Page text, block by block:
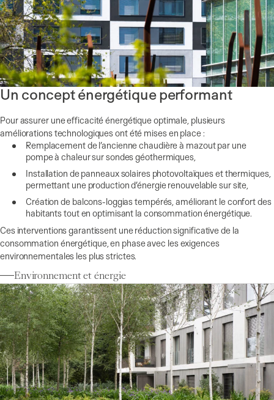
Un concept énergétique performant
Pour assurer une efficacité énergétique optimale, plusieurs
améliorations technologiques ont été mises en place :
Remplacement de l’ancienne chaudière à mazout par une
pompe à chaleur sur sondes géothermiques,
Installation de panneaux solaires photovoltaïques et thermiques,
permettant une production d’énergie renouvelable sur site,
Création de balcons-loggias tempérés, améliorant le confort des
habitants tout en optimisant la consommation énergétique.
Ces interventions garantissent une réduction significative de la
consommation énergétique, en phase avec les exigences
environnementales les plus strictes.
Environnement et énergie